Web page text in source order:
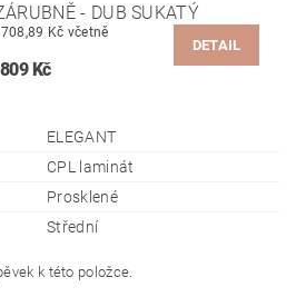
- DUB SUKATÝ
Kč včetně
Kč
DETAIL
ELEGANT
CPL laminát
Prosklené
Střední
k této položce.